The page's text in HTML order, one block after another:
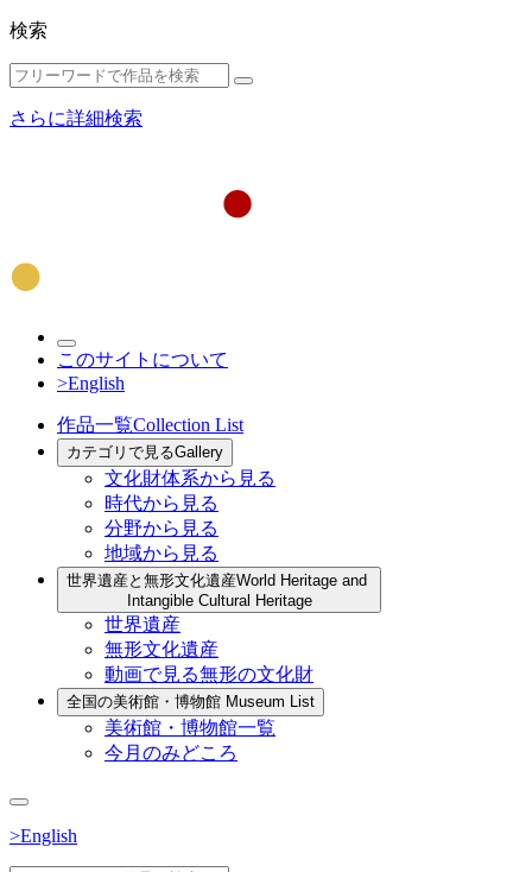
検索
さらに詳細検索
このサイトについて
>English
作品一覧Collection List
カテゴリで見るGallery
文化財体系から見る
時代から見る
分野から見る
地域から見る
世界遺産と無形文化遺産World Heritage and
Intangible Cultural Heritage
世界遺産
無形文化遺産
動画で見る無形の文化財
全国の美術館・博物館 Museum List
美術館・博物館一覧
今月のみどころ
>English